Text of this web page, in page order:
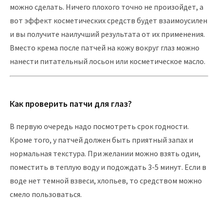
можно сделать. Ничего плохого точно не произойдет, а
вот эффект косметических средств будет взаимоусилен
и вы получите наилучший результата от их применения.
Вместо крема после патчей на кожу вокруг глаз можно
нанести питательный лосьон или косметическое масло.
Как проверить патчи для глаз?
В первую очередь надо посмотреть срок годности.
Кроме того, у патчей должен быть приятный запах и
нормальная текстура. При желании можно взять один,
поместить в теплую воду и подождать 3-5 минут. Если в
воде нет темной взвеси, хлопьев, то средством можно
смело пользоваться.